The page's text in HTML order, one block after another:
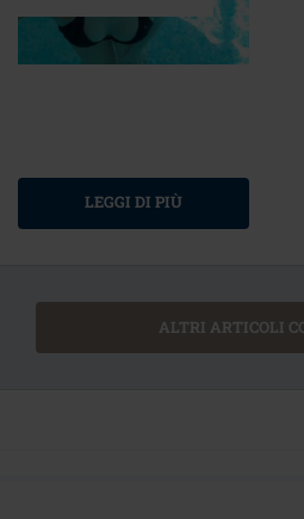
LEGGI DI PIÙ
ALTRI ARTICOLI